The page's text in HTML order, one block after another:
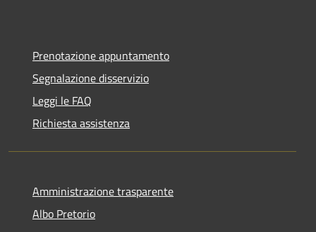
Prenotazione appuntamento
Segnalazione disservizio
Leggi le FAQ
Richiesta assistenza
Amministrazione trasparente
Albo Pretorio